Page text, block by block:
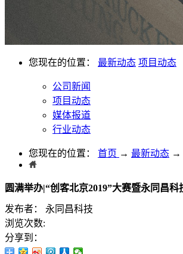
您现在的位置： 最新动态 项目动态
公司新闻
项目动态
媒体报道
行业动态
您现在的位置： 首页 → 最新动态 →
圆满举办|“创客北京2019”大赛暨永同昌
发布者：
永同昌科技
浏览次数:
分享到：